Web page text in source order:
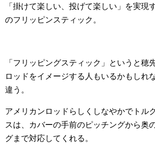
「掛けて楽しい、投げて楽しい」を実現
のフリッピンスティック。
「フリッピングスティック」というと穂
ロッドをイメージする人もいるかもしれ
違う。
アメリカンロッドらしくしなやかでトル
スは、カバーの手前のピッチングから奥
グまで対応してくれる。